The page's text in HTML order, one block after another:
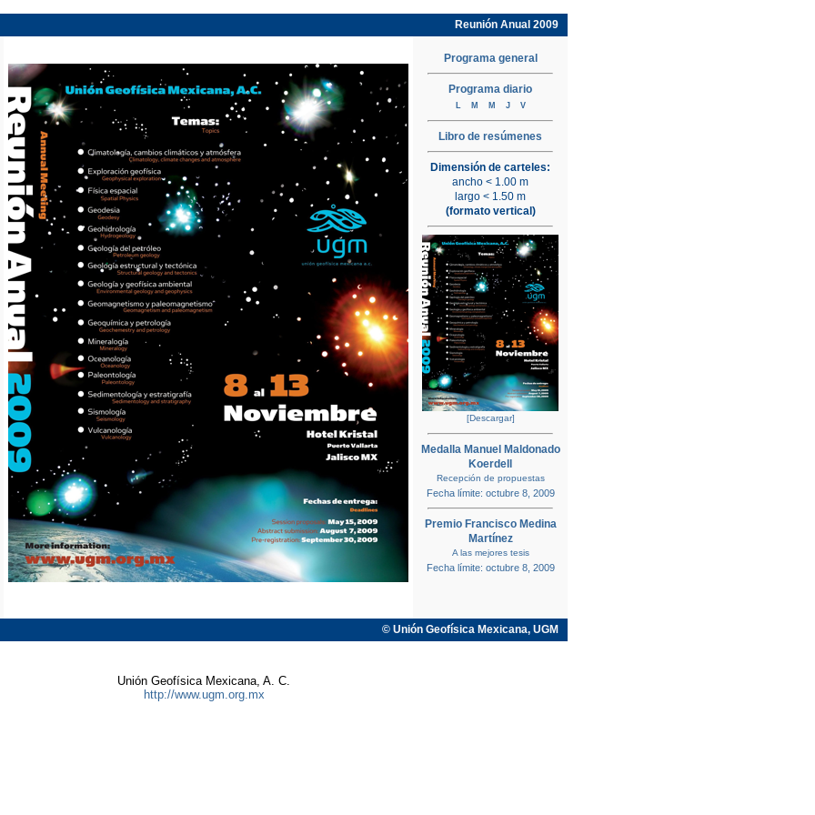
Reunión Anual 2009
Programa general
Programa diario
L M M J V
Libro de resúmenes
Dimensión de carteles:
ancho < 1.00 m
largo < 1.50 m
(formato vertical)
[Descargar]
Medalla Manuel Maldonado
Koerdell
Recepción de propuestas
Fecha límite: octubre 8, 2009
Premio Francisco Medina
Martínez
A las mejores tesis
Fecha límite: octubre 8, 2009
© Unión Geofísica Mexicana, UGM
Unión Geofísica Mexicana, A. C.
http://www.ugm.org.mx